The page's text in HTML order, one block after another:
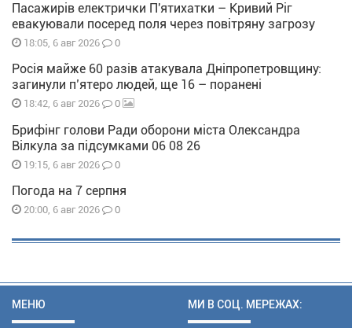
Пасажирів електрички П'ятихатки – Кривий Ріг
евакуювали посеред поля через повітряну загрозу
18:05, 6 авг 2026 0
Росія майже 60 разів атакувала Дніпропетровщину:
загинули п’ятеро людей, ще 16 – поранені
18:42, 6 авг 2026 0
Брифінг голови Ради оборони міста Олександра
Вілкула за підсумками 06 08 26
19:15, 6 авг 2026 0
Погода на 7 серпня
20:00, 6 авг 2026 0
МЕНЮ МИ В СОЦ. МЕРЕЖАХ: